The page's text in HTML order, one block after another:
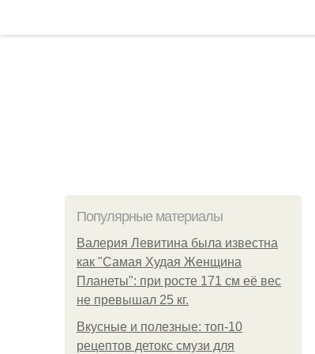
Популярные материалы
Валерия Левитина была известна
как "Самая Худая Женщина
Планеты": при росте 171 см её вес
не превышал 25 кг.
Вкусные и полезные: топ-10
рецептов детокс смузи для